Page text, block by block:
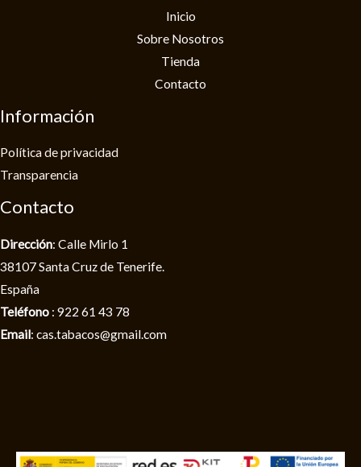
Inicio
Sobre Nosotros
Tienda
Contacto
Información
Política de privacidad​
Transparencia
Contacto
Dirección: Calle Mirlo 1
38107 Santa Cruz de Tenerife.
España
Teléfono : 922 61 43 78
Email: cas.tabacos@gmail.com